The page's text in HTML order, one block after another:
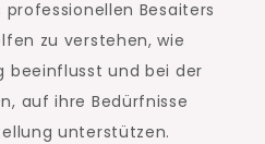
Besaiters
zu verstehen, wie
beeinflusst und bei der
auf ihre Bedürfnisse
unterstützen.